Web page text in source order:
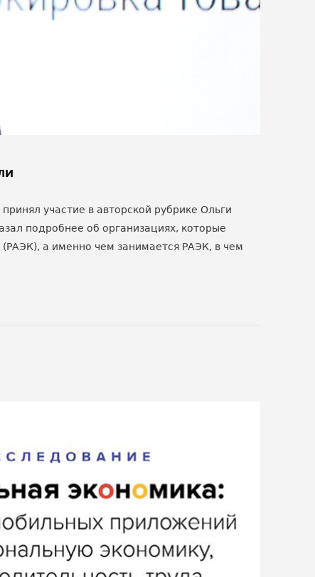
участие в авторской рубрике Ольги
подробнее об организациях, которые
а именно чем занимается РАЭК, в чем